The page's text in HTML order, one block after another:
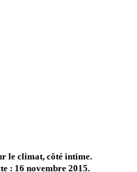
le climat, côté intime.
: 16 novembre 2015.